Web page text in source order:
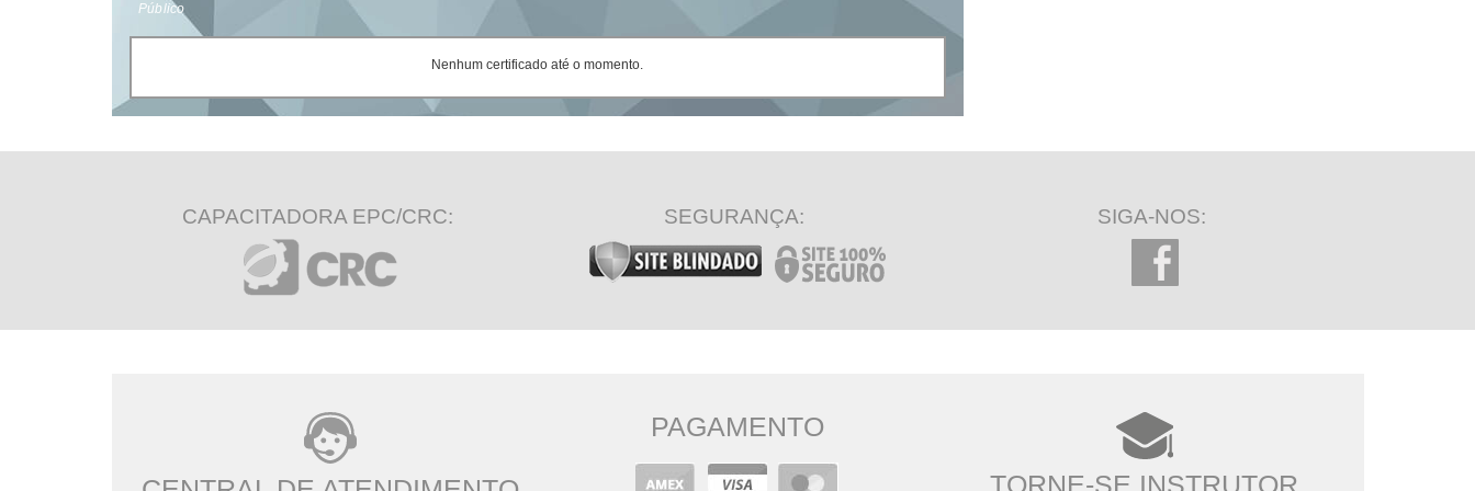
Público
Nenhum certificado até o momento.
CAPACITADORA EPC/CRC: SEGURANÇA: SIGA-NOS:
PAGAMENTO
TORNE-SE INSTRUTOR